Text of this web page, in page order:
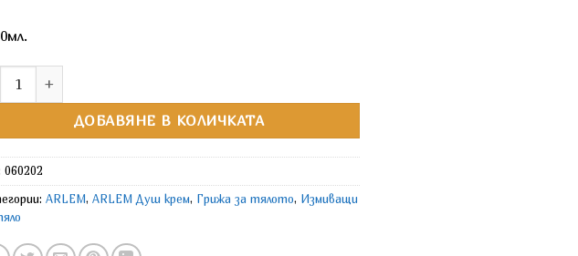
ДОБАВЯНЕ В КОЛИЧКАТА
060202
ARLEM, ARLEM Душ крем, Грижа за тялото, Измиващи